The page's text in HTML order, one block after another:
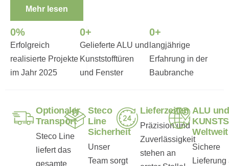
Mehr lesen
Erfolgreich
realisierte Projekte
im Jahr 2025
0%
Gelieferte ALU und
Kunststofftüren
und Fenster
0+
langjährige
Erfahrung in der
Baubranche
0+
Optionaler
Transport
Steco Line
liefert das
gesamte
Steco
Line
Sicherheit
Unser
Team sorgt
Lieferzeiten
Präzision und
Zuverlässigkeit
stehen an
ALU und
Weltweit
Sichere
Lieferung